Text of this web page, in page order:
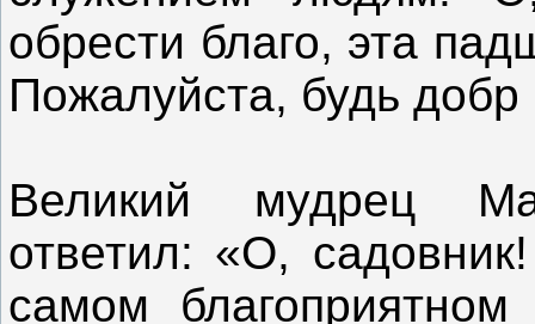
обрести благо, эта
Пожалуйста, будь добр
Великий мудрец
ответил: «О,
самом